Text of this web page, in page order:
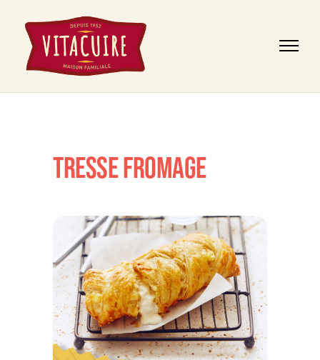
TRESSE FROMAGE